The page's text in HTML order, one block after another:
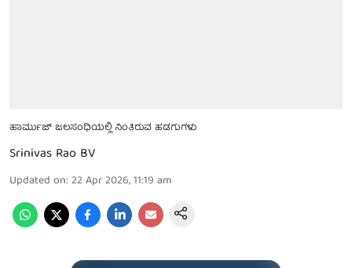
ಹಾರ್ಮುಜ್ ಜಲಸಂಧಿಯಲ್ಲಿ ನಿಂತಿರುವ ಹಡಗುಗಳು
Srinivas Rao BV
Updated on: 22 Apr 2026, 11:19 am